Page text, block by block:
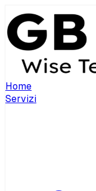
Home
Servizi